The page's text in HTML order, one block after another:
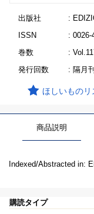
出版社
:
ISSN
: 0026-
巻数
:
発行回数
: 隔月刊
ほしいものリ
商品説明
Indexed/Abstracted in:
購読タイプ